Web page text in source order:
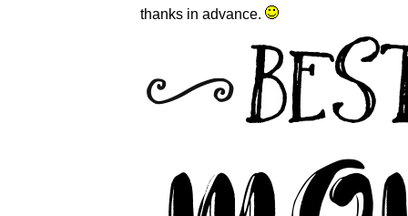
thanks in advance.